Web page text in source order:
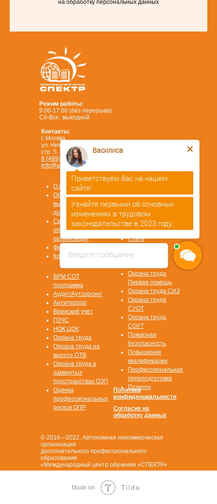
на обработку персональных данных
Режим работы:
9.00-17.00 (без перерыва)
Сб-Вск.: выходной
Позвонить или написать
Контакты:
г. Москва,
ул. Нижегородская, д. 32,
стр. 5, этаж 3.
8 (499) 450-84-33
info@ano-spektr.ru
© 2016—2022, Автономная некоммерческая
организация
дополнительного профессионального
образования
«Международный центр обучения «СПЕКТР»
Стать
ОТВЕТЫ НА
Согласие на
обработку данных
Политика
конфиденциальности
ВРМ СОТ
программа
Аудит/Аутсорсинг
Антитеррор
Воинский учет
ГОЧС
НОК ЦОК
Охрана труда
Охрана труда на
высоте ОТВ
Охрана труда в
замкнутых
пространствах ОЗП
Оценка
профессиональных
рисков ОПР
Охрана труда
Первая помощь
Охрана труда СИЗ
Охрана труда
СУОТ
Охрана труда
СОУТ
Пожарная
безопасность
Повышение
квалификации
Профессиональная
переподготовка
Полигон
О компании
Образцы
выдаваемых
документов
Сведения об
образовательной
организации
Физ. лицам
Контакты
Made on Tilda
Введите сообщение
Василиса
Приветствуем Вас на нашем
сайте!
Узнайте первыми об основных
изменениях в трудовом
законодательстве в 2023 году.